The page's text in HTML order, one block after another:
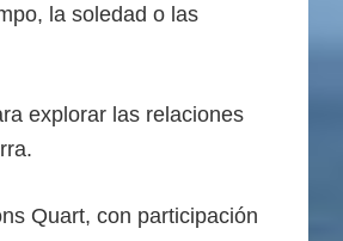
la soledad o las
explorar las relaciones
Quart, con participación